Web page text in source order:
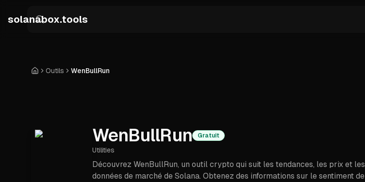
solanabox.tools
AccueilOutils WenBullRun
WenBullRun Gratuit
Utilities
Découvrez WenBullRun, un outil crypto qui suit les tendances, les prix et les
données de marché de Solana. Obtenez des informations sur le sentiment de